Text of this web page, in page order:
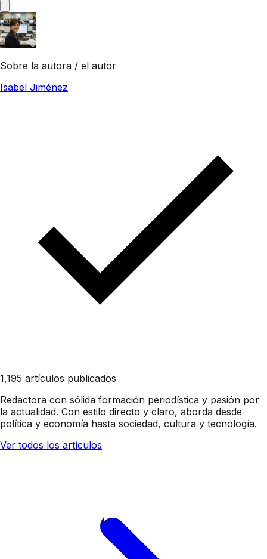
Sobre la autora / el autor
Isabel Jiménez
1,195 artículos publicados
Redactora con sólida formación periodística y pasión por
la actualidad. Con estilo directo y claro, aborda desde
política y economía hasta sociedad, cultura y tecnología.
Ver todos los artículos